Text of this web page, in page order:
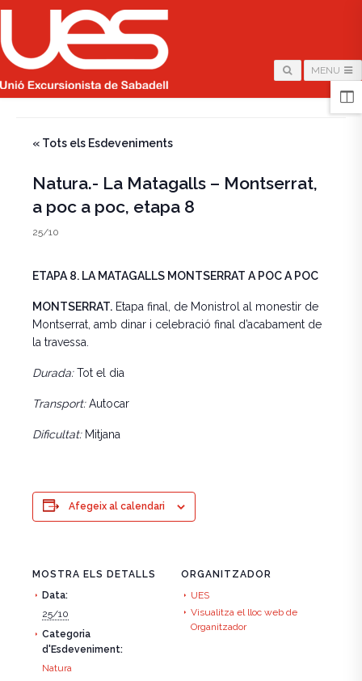
MENU
« Tots els Esdeveniments
Natura.- La Matagalls – Montserrat,
a poc a poc, etapa 8
25/10
ETAPA 8. LA MATAGALLS MONTSERRAT A POC A POC
MONTSERRAT. Etapa final, de Monistrol al monestir de
Montserrat, amb dinar i celebració final d’acabament de
la travessa.
Durada:Tot el dia
Transport:Autocar
Dificultat:Mitjana
Afegeix al calendari
MOSTRA ELS DETALLS
Data:
25/10
Categoria
d'Esdeveniment:
Natura
ORGANITZADOR
UES
Visualitza el lloc web de
Organitzador